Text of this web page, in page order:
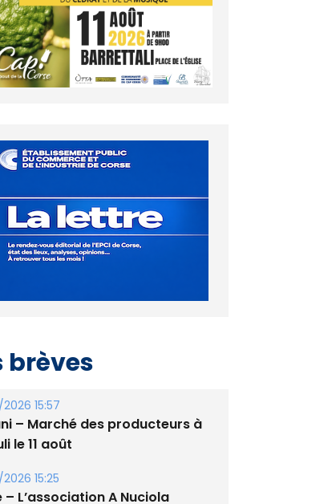
brèves
15:57
– Marché des producteurs à
le 11 août
15:25
L’association A Nuciola